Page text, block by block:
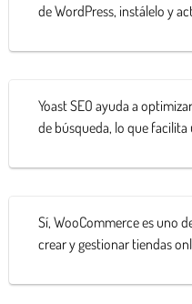
de WordPress, instálelo y
Yoast SEO ayuda a
de búsqueda, lo que facilita
Sí, WooCommerce es uno
crear y gestionar tiendas